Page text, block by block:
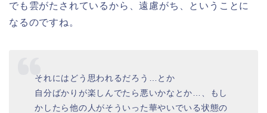
でも雲がたされているから、遠慮がち、ということに
なるのですね。
それにはどう思われるだろう…とか
自分ばかりが楽しんでたら悪いかなとか…、もし
かしたら他の人がそういった華やいでいる状態の